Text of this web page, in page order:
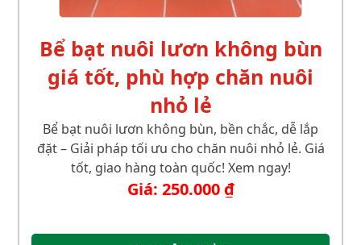
Bể bạt nuôi lươn không bùn
giá tốt, phù hợp chăn nuôi
nhỏ lẻ
Bể bạt nuôi lươn không bùn, bền chắc, dễ lắp
đặt – Giải pháp tối ưu cho chăn nuôi nhỏ lẻ. Giá
tốt, giao hàng toàn quốc! Xem ngay!
Giá: 250.000 ₫